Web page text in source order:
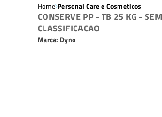
Home Personal Care e Cosmeticos
CONSERVE PP - TB 25 KG - SEM
CLASSIFICACAO
Marca: Dyno